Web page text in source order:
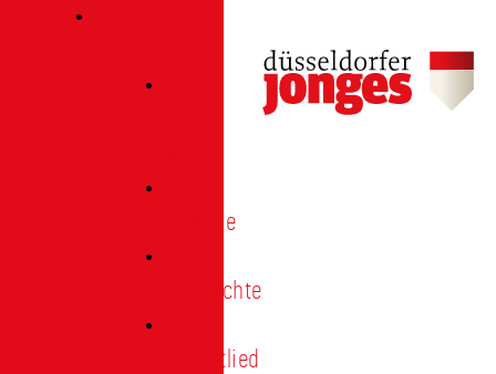
Termine
Geschichte
Heimatlied